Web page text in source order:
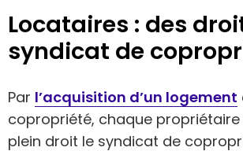
Locataires : des
syndicat de
Par l’acquisition d’un logement
copropriété, chaque
plein droit le syndicat de